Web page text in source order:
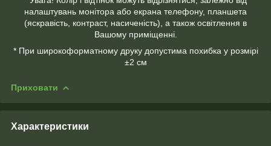
налаштувань монітора або екрана телефону, планшета
(яскравість, контраст, насиченість), а також освітлення в
Вашому приміщенні.
* При широкоформатному друку допустима похибка у розмірі
±2 см
Приховати
Характеристики